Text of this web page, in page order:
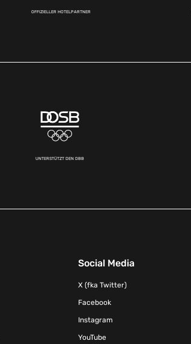
OFFIZIELLER HOTELPARTNER
UNTERSTÜTZT DEN DBB
Social Media
X (fka Twitter)
Facebook
Instagram
YouTube